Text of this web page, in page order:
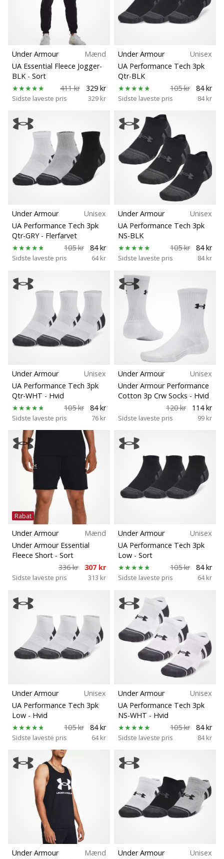
NITRO
de
nye
PUMA
Accelerate
NITRO
5
håndboldsko
kende!
Oplev
de
tekniske
find
ud
af,
om
det
25. 11. 2024
2 min. Læsning
Bliv
Handball
ambassadør
Har
du
den
samme
hobby
som
os?
sammen.
Vis alle
artikler
Størrelse
Teamsales
BH-støtte
Carbon
Kollektion
Komfort og dæmpning
Disciplin
Fit
Funktion
Model
Spiller
Sæson
Skobredde
Sport
Bæredygtige
Teknologi
Terræn
Trail
Typer af sko
Vægt (g)
Under Armour
Mænd
UA Essential Fleece Jogger-
BLK - Sort
411 kr
329 kr
Sidste laveste pris 329 kr
Under Armour
Unisex
UA Performance Tech 3pk
Qtr-BLK
105 kr
84 kr
Sidste laveste pris 84 kr
Under Armour
Unisex
UA Performance Tech 3pk
Qtr-GRY - Flerfarvet
105 kr
84 kr
Sidste laveste pris 64 kr
Under Armour
Unisex
UA Performance Tech 3pk
NS-BLK
105 kr
84 kr
Sidste laveste pris 84 kr
Under Armour
Unisex
UA Performance Tech 3pk
Qtr-WHT - Hvid
105 kr
84 kr
Sidste laveste pris 76 kr
Under Armour
Unisex
Under Armour Performance
Cotton 3p Crw Socks - Hvid
120 kr
114 kr
Sidste laveste pris 99 kr
Rabat
Under Armour
Mænd
Under Armour Essential
Fleece Short - Sort
336 kr
307 kr
Sidste laveste pris 313 kr
Under Armour
Unisex
UA Performance Tech 3pk
Low - Sort
105 kr
84 kr
Sidste laveste pris 64 kr
Under Armour
Unisex
UA Performance Tech 3pk
Low - Hvid
105 kr
84 kr
Sidste laveste pris 64 kr
Under Armour
Unisex
UA Performance Tech 3pk
NS-WHT - Hvid
105 kr
84 kr
Sidste laveste pris 84 kr
Under Armour
Mænd
Under Armour
Unisex